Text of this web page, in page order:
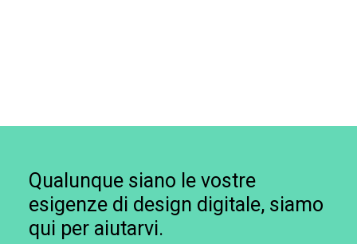
Qualunque siano le vostre
esigenze di design digitale, siamo
qui per aiutarvi.